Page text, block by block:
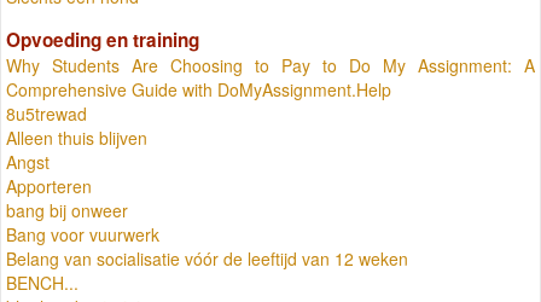
Opvoeding en training
Why Students Are Choosing to Pay to Do My Assignment: A
Comprehensive Guide with DoMyAssignment.Help
8u5trewad
Alleen thuis blijven
Angst
Apporteren
bang bij onweer
Bang voor vuurwerk
Belang van socialisatie vóór de leeftijd van 12 weken
BENCH...